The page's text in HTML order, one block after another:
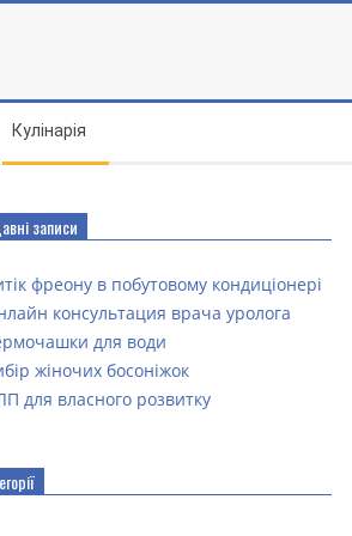
Кулінарія
записи
фреону в побутовому кондиціонері
консультация врача уролога
для води
жіночих босоніжок
для власного розвитку